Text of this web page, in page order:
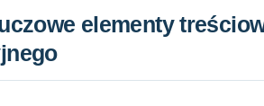
elementy